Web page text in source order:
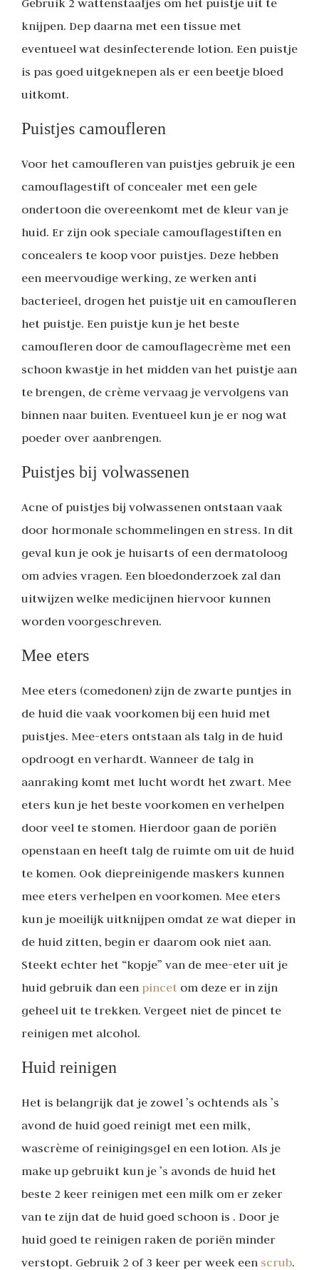
knijpen. Dep daarna met een tissue met
eventueel wat desinfecterende lotion. Een puistje
is pas goed uitgeknepen als er een beetje bloed
uitkomt.
Puistjes camoufleren
Voor het camoufleren van puistjes gebruik je een
camouflagestift of concealer met een gele
ondertoon die overeenkomt met de kleur van je
huid. Er zijn ook speciale camouflagestiften en
concealers te koop voor puistjes. Deze hebben
een meervoudige werking, ze werken anti
bacterieel, drogen het puistje uit en camoufleren
het puistje. Een puistje kun je het beste
camoufleren door de camouflagecrème met een
schoon kwastje in het midden van het puistje aan
te brengen, de crème vervaag je vervolgens van
binnen naar buiten. Eventueel kun je er nog wat
poeder over aanbrengen.
Puistjes bij volwassenen
Acne of puistjes bij volwassenen ontstaan vaak
door hormonale schommelingen en stress. In dit
geval kun je ook je huisarts of een dermatoloog
om advies vragen. Een bloedonderzoek zal dan
uitwijzen welke medicijnen hiervoor kunnen
worden voorgeschreven.
Mee eters
Mee eters (comedonen) zijn de zwarte puntjes in
de huid die vaak voorkomen bij een huid met
puistjes. Mee-eters ontstaan als talg in de huid
opdroogt en verhardt. Wanneer de talg in
aanraking komt met lucht wordt het zwart. Mee
eters kun je het beste voorkomen en verhelpen
door veel te stomen. Hierdoor gaan de poriën
openstaan en heeft talg de ruimte om uit de huid
te komen. Ook diepreinigende maskers kunnen
mee eters verhelpen en voorkomen. Mee eters
kun je moeilijk uitknijpen omdat ze wat dieper in
de huid zitten, begin er daarom ook niet aan.
Steekt echter het “kopje” van de mee-eter uit je
huid gebruik dan een pincet om deze er in zijn
geheel uit te trekken. Vergeet niet de pincet te
reinigen met alcohol.
Huid reinigen
Het is belangrijk dat je zowel ’s ochtends als ’s
avond de huid goed reinigt met een milk,
wascrème of reinigingsgel en een lotion. Als je
make up gebruikt kun je ’s avonds de huid het
beste 2 keer reinigen met een milk om er zeker
van te zijn dat de huid goed schoon is . Door je
huid goed te reinigen raken de poriën minder
verstopt. Gebruik 2 of 3 keer per week een scrub.